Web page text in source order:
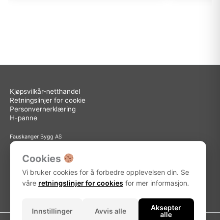
Kjøpsvilkår-netthandel
Retningslinjer for cookie
Personvernerklæring
H-panne
Fauskanger Bygg AS
Org.nr: 936 558 585
Sted: Askøy
Adresse: Storebotn 15, 5309 Kleppestø
Telefon: 56 15 15 30
E-post: info@fauskanger.byggern.no
Cookies
Vi bruker cookies for å forbedre opplevelsen din. Se
våre retningslinjer for cookies for mer informasjon.
Innstillinger Avvis alle
Aksepter
alle